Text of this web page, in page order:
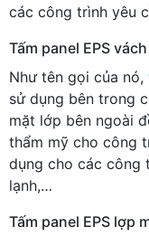
các công trình yêu
Tấm panel EPS
Như tên gọi của nó,
sử dụng bên trong
mặt lớp bên ngoài
thẩm mỹ cho công
dụng cho các công
lạnh,…
Tấm panel EPS lợp